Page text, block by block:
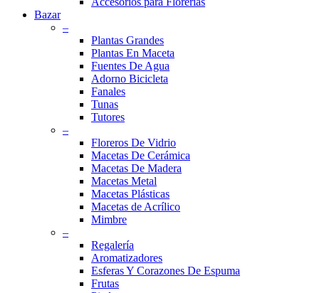
Bazar
–
Plantas Grandes
Plantas En Maceta
Fuentes De Agua
Adorno Bicicleta
Fanales
Tunas
Tutores
–
Floreros De Vidrio
Macetas De Cerámica
Macetas De Madera
Macetas Metal
Macetas Plásticas
Macetas de Acrílico
Mimbre
–
Regalería
Aromatizadores
Esferas Y Corazones De Espuma
Frutas